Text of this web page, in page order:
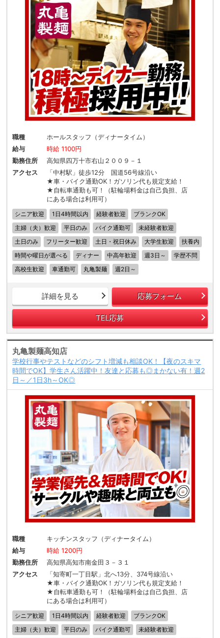
職種
ホールスタッフ（ディナータイム）
給与
時給 1100円
勤務住所
高知県四万十市右山２００９－１
アクセス
「中村駅」徒歩12分 国道56号線沿い
★車・バイク通勤OK！ガソリン代も規定支給！
★自転車通勤も可！（駐輪場料金は自己負担、店
にある場合は利用可）
シニア歓迎 1日4時間以内 経験者歓迎
ブランクOK
主婦（夫）歓迎
平日のみ バイク通勤可
未経験者歓迎
土日のみ
フリーター歓迎 土日・祝日休み 大学生歓迎
扶養内
時間や曜日が選べる
ディナー 中高年歓迎 週3日～
学歴不問
高校生歓迎
車通勤可 丸亀製麺 週2日～
詳細を見る 応募フォーム
TEL応募
丸亀製麺高知店
学校行事やテストなどのシフト増減も相談OK！【夜のスキマ
時間でOK】学生さん活躍中！友達と応募も◎まかない有！週2
日～／1日3h～OK◎
職種
キッチンスタッフ（ディナータイム）
給与
時給 1200円
勤務住所
高知県高知市南金田３－３１
アクセス
「知寄町一丁目駅」北へ13分、374号線沿い
★車・バイク通勤OK！ガソリン代も規定支給！
★自転車通勤も可！（駐輪場料金は自己負担、店
にある場合は利用可）
シニア歓迎 1日4時間以内 経験者歓迎
ブランクOK
主婦（夫）歓迎
平日のみ バイク通勤可
未経験者歓迎